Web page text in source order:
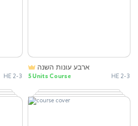
HE 2-3
ארבע עונות השנה
5 Units Course HE 2-3